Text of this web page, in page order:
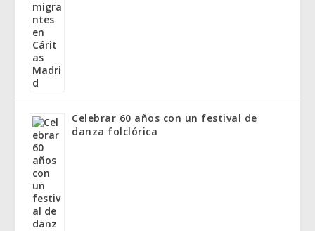
Celebrar 60 años con un festival de
danza folclórica